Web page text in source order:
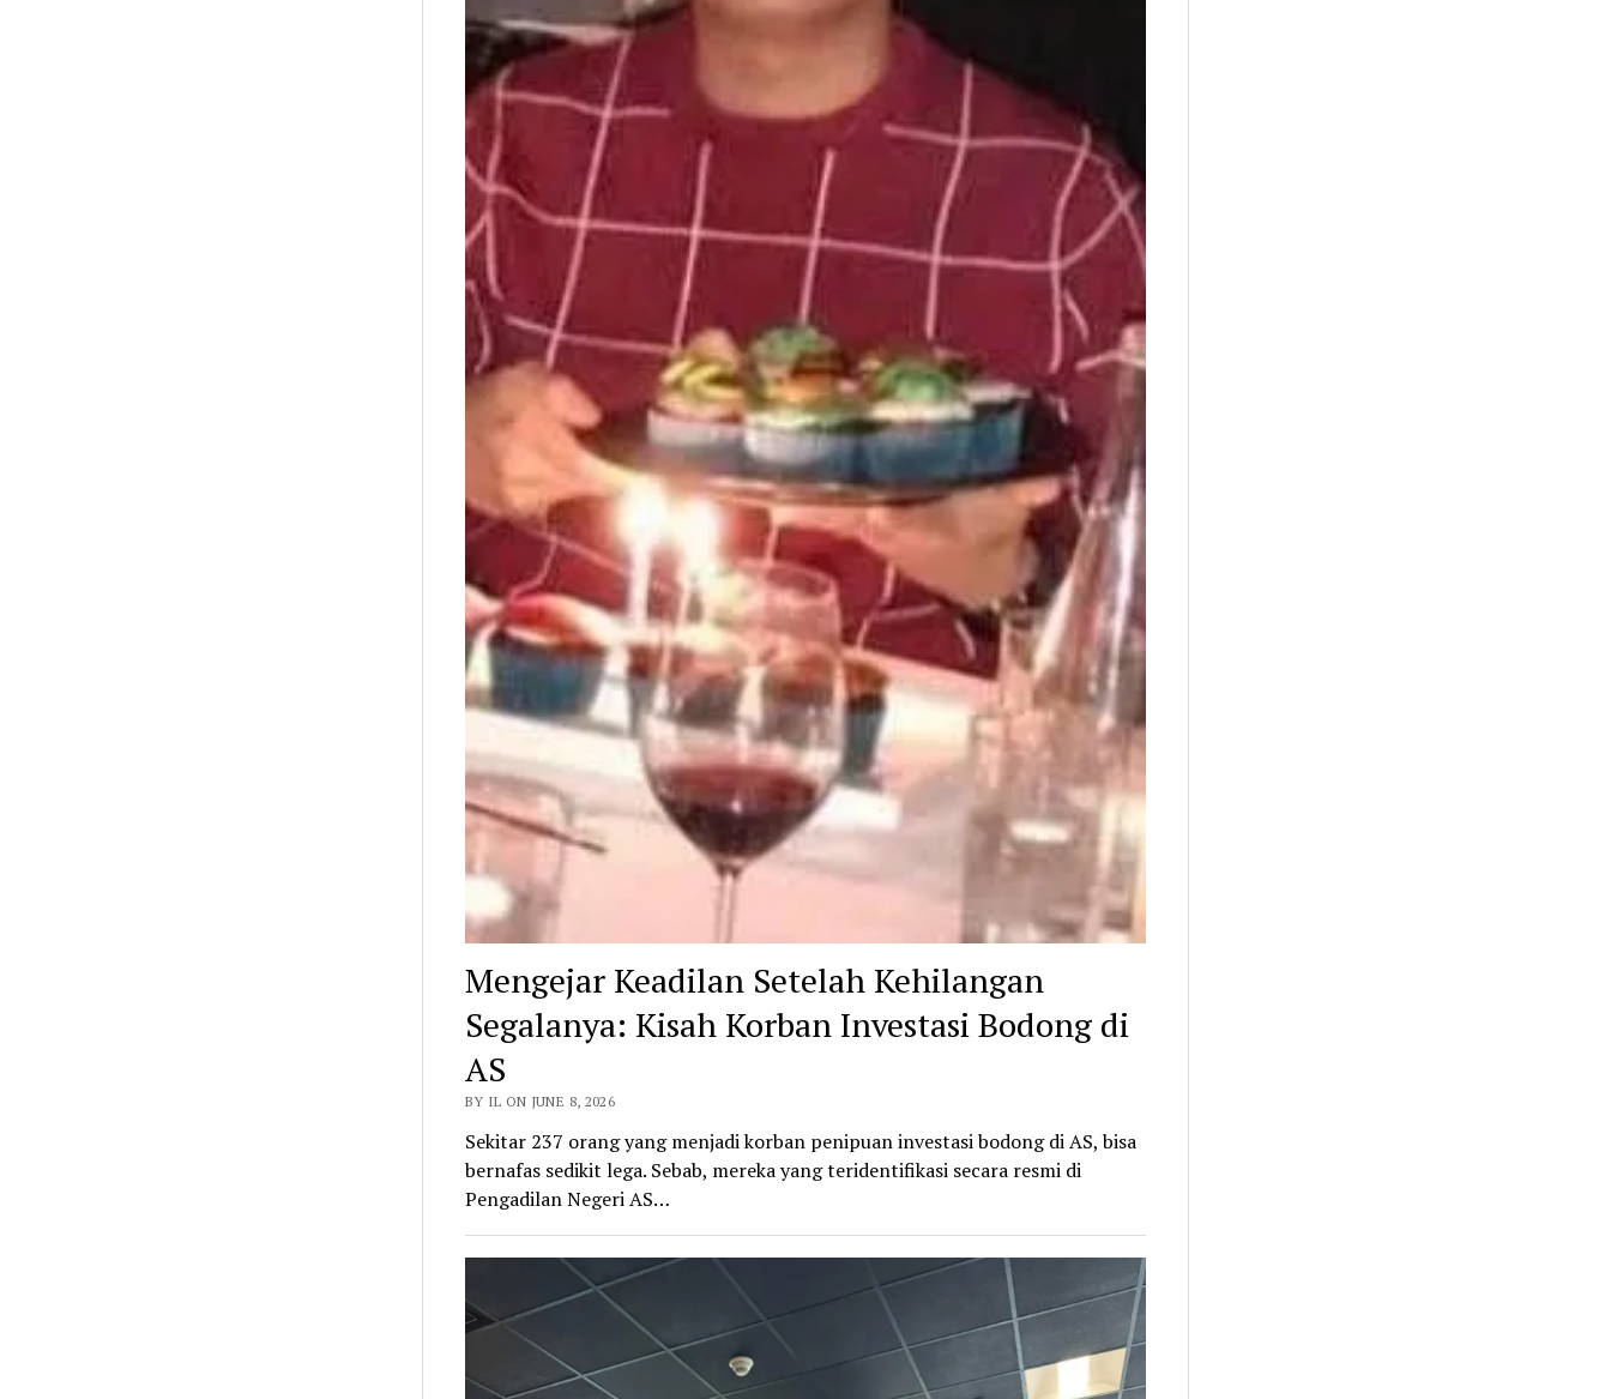
Mengejar Keadilan Setelah Kehilangan
Segalanya: Kisah Korban Investasi Bodong di
AS
BY IL ON JUNE 8, 2026
Sekitar 237 orang yang menjadi korban penipuan investasi bodong di AS, bisa
bernafas sedikit lega. Sebab, mereka yang teridentifikasi secara resmi di
Pengadilan Negeri AS…